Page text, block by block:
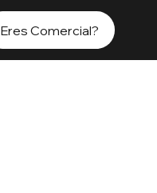
Eres Comercial?